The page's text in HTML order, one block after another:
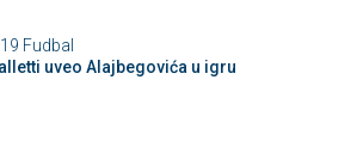
Fudbal
uveo Alajbegovića u igru